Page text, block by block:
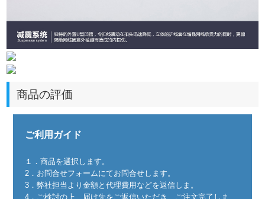
商品の評価
ご利用ガイド
１．商品を選択します。
2．お問合せフォームにてお問合せします。
3．弊社担当より金額と代理費用などを返信しま。
4．ご検討の上、届け先をご返信いただき、ご注文完了しま